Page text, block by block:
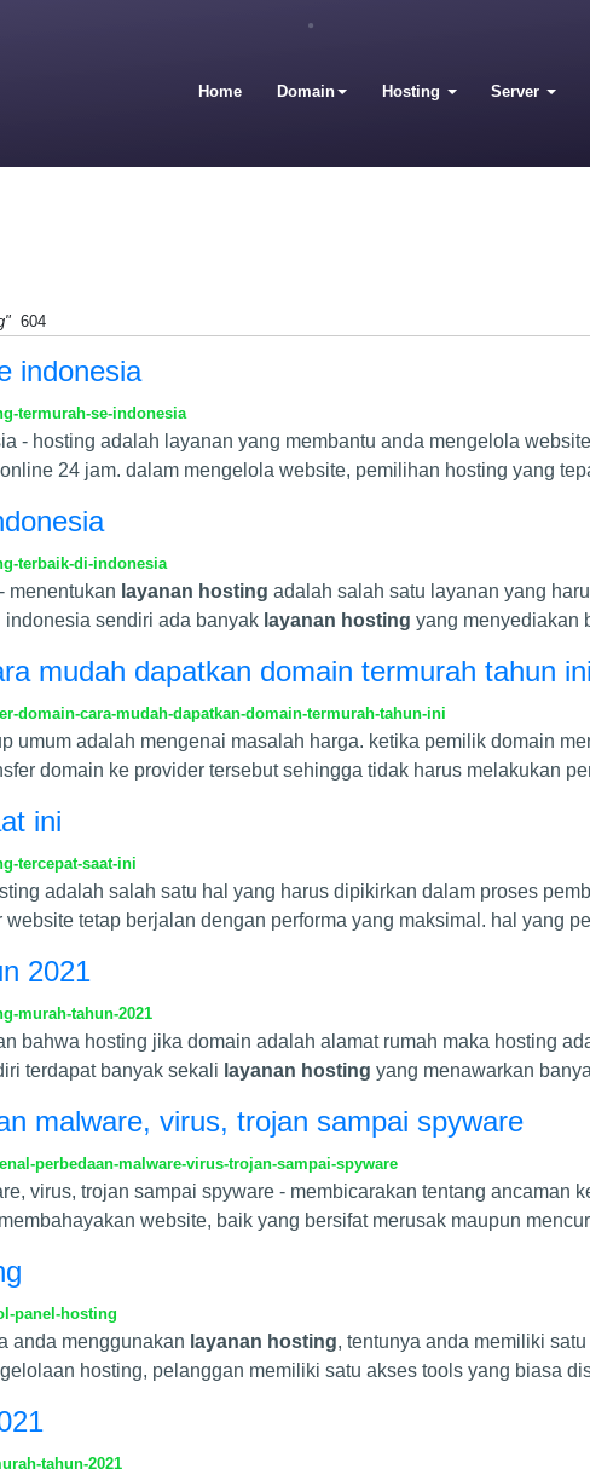
Home Domain Hosting Server
604
indonesia
termurah-se-indonesia
- hosting adalah layanan yang membantu anda mengelola
24 jam. dalam mengelola website, pemilihan hosting yang
terbaik-di-indonesia
menentukan layanan hosting adalah salah satu layanan yang
sendiri ada banyak layanan hosting yang menyediakan
mudah dapatkan domain termurah tahun ini
domain-cara-mudah-dapatkan-domain-termurah-tahun-ini
umum adalah mengenai masalah harga. ketika pemilik domain
domain ke provider tersebut sehingga tidak harus melakukan
ini
tercepat-saat-ini
adalah salah satu hal yang harus dipikirkan dalam proses
tetap berjalan dengan performa yang maksimal. hal yang
2021
murah-tahun-2021
bahwa hosting jika domain adalah alamat rumah maka hosting
terdapat banyak sekali layanan hosting yang menawarkan
malware, virus, trojan sampai spyware
perbedaan-malware-virus-trojan-sampai-spyware
virus, trojan sampai spyware - membicarakan tentang ancaman
website, baik yang bersifat merusak maupun
panel-hosting
anda menggunakan layanan hosting, tentunya anda memiliki
hosting, pelanggan memiliki satu akses tools yang biasa
tahun-2021